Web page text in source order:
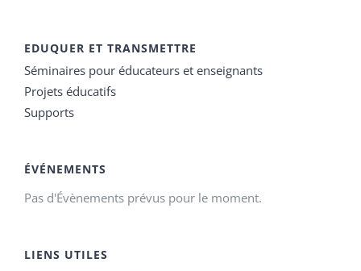
EDUQUER ET TRANSMETTRE
Séminaires pour éducateurs et enseignants
Projets éducatifs
Supports
ÉVÉNEMENTS
Pas d'Évènements prévus pour le moment.
LIENS UTILES